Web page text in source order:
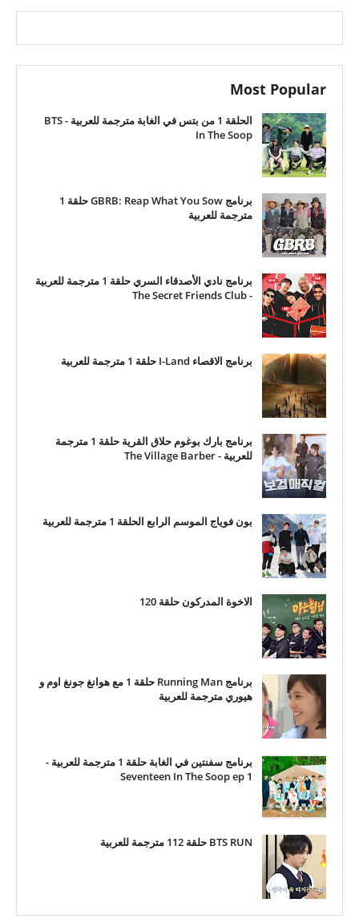
Most Popular
الحلقة 1 من بتس في الغابة مترجمة للعربية - BTS
In The Soop
برنامج GBRB: Reap What You Sow حلقة 1
مترجمة للعربية
برنامج نادي الأصدقاء السري حلقة 1 مترجمة للعربية
- The Secret Friends Club
برنامج الاقصاء I-Land حلقة 1 مترجمة للعربية
برنامج بارك بوغوم حلاق القرية حلقة 1 مترجمة
للعربية - The Village Barber
بون فوياج الموسم الرابع الحلقة 1 مترجمة للعربية
الاخوة المدركون حلقة 120
برنامج Running Man حلقة 1 مع هوانغ جونغ اوم و
هيوري مترجمة للعربية
برنامج سفنتين في الغابة حلقة 1 مترجمة للعربية -
Seventeen In The Soop ep 1
BTS RUN حلقة 112 مترجمة للعربية